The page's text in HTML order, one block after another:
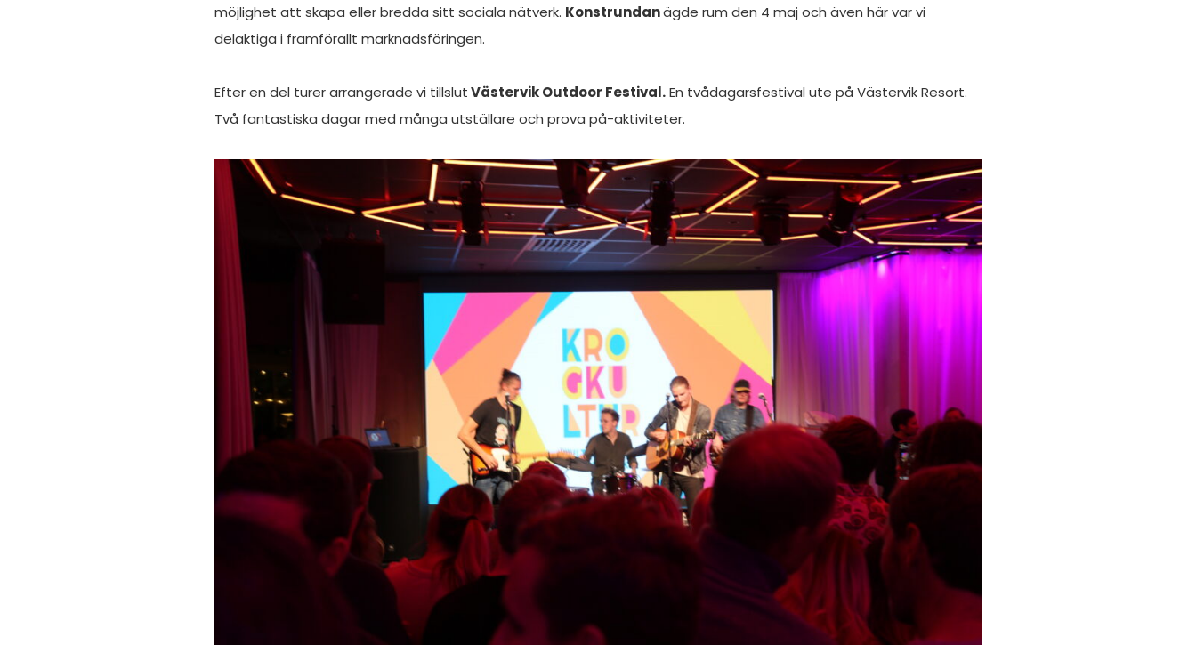
möjlighet att skapa eller bredda sitt sociala nätverk. Konstrundanägde rum den 4 maj och även här var vi
delaktiga i framförallt marknadsföringen.
Efter en del turer arrangerade vi tillslutVästervik Outdoor Festival.En tvådagarsfestival ute på Västervik Resort.
Två fantastiska dagar med många utställare och prova på-aktiviteter.